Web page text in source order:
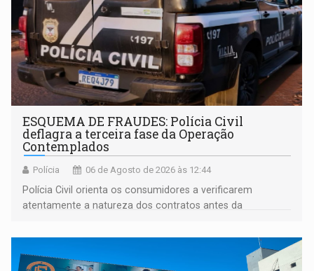
ESQUEMA DE FRAUDES: Polícia Civil
deflagra a terceira fase da Operação
Contemplados
Polícia 06 de Agosto de 2026 às 12:44
Polícia Civil orienta os consumidores a verificarem
atentamente a natureza dos contratos antes da